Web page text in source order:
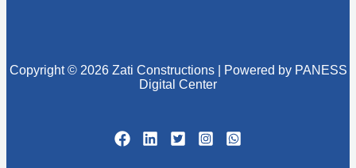
Copyright © 2026 Zati Constructions | Powered by PANESS
Digital Center